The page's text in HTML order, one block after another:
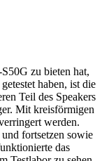
zu bieten hat,
haben, ist die
Teil des Speakers
Mit kreisförmigen
werden.
fortsetzen sowie
das